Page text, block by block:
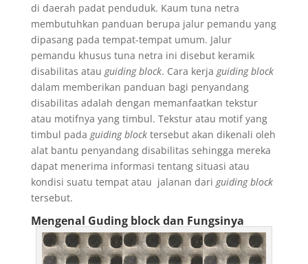
di daerah padat penduduk. Kaum tuna netra
membutuhkan panduan berupa jalur pemandu yang
dipasang pada tempat-tempat umum. Jalur
pemandu khusus tuna netra ini disebut keramik
disabilitas atau guiding block. Cara kerja guiding block
dalam memberikan panduan bagi penyandang
disabilitas adalah dengan memanfaatkan tekstur
atau motifnya yang timbul. Tekstur atau motif yang
timbul pada guiding blocktersebut akan dikenali oleh
alat bantu penyandang disabilitas sehingga mereka
dapat menerima informasi tentang situasi atau
kondisi suatu tempat atau jalanan dari guiding block
tersebut.
Mengenal Guding block dan Fungsinya